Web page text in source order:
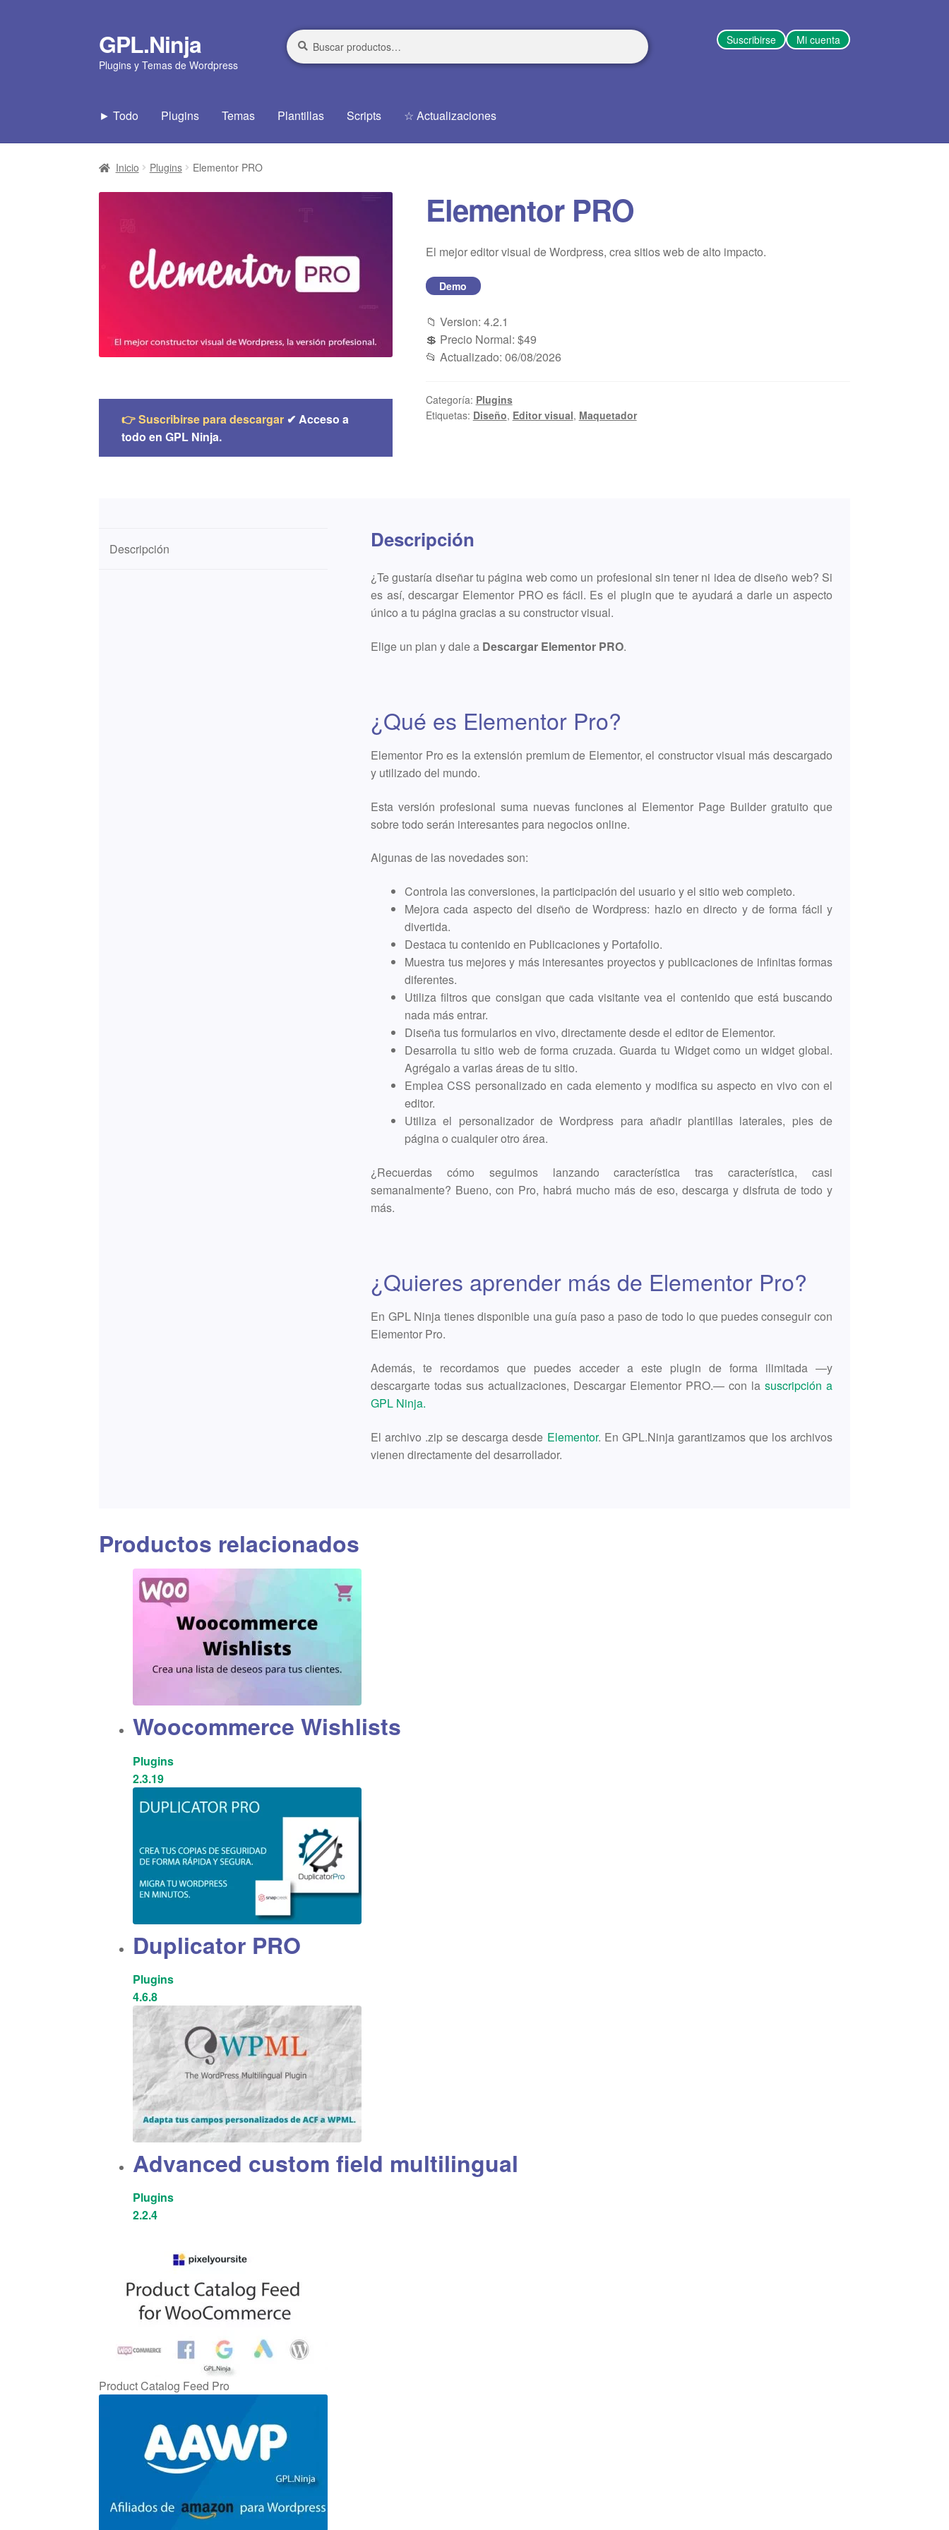
Ir
a
la
Ir
al
contenido
GPL.Ninja
Plugins y Temas de Wordpress
Suscribirse Mi cuenta
Buscar
por:
Buscar
► Todo Plugins Temas Plantillas Scripts ☆ Actualizaciones
Inicio Plugins Elementor PRO
Elementor PRO
El mejor editor visual de Wordpress, crea sitios web de alto impacto.
Demo
📁 Version: 4.2.1
💲 Precio Normal: $49
📂 Actualizado: 06/08/2026
Categoría: Plugins
Etiquetas: Diseño, Editor visual, Maquetador
👉 Suscribirse para descargar ✔ Acceso a
todo en GPL Ninja.
Descripción Descripción
¿Te gustaría diseñar tu página web como un profesional sin tener ni idea de diseño web? Si
es así, descargar Elementor PRO es fácil. Es el plugin que te ayudará a darle un aspecto
único a tu página gracias a su constructor visual.
Elige un plan y dale a Descargar Elementor PRO.
¿Qué es Elementor Pro?
Elementor Pro es la extensión premium de Elementor, el constructor visual más descargado
y utilizado del mundo.
Esta versión profesional suma nuevas funciones al Elementor Page Builder gratuito que
sobre todo serán interesantes para negocios online.
Algunas de las novedades son:
Controla las conversiones, la participación del usuario y el sitio web completo.
Mejora cada aspecto del diseño de Wordpress: hazlo en directo y de forma fácil y
divertida.
Destaca tu contenido en Publicaciones y Portafolio.
Muestra tus mejores y más interesantes proyectos y publicaciones de infinitas formas
diferentes.
Utiliza filtros que consigan que cada visitante vea el contenido que está buscando
nada más entrar.
Diseña tus formularios en vivo, directamente desde el editor de Elementor.
Desarrolla tu sitio web de forma cruzada. Guarda tu Widget como un widget global.
Agrégalo a varias áreas de tu sitio.
Emplea CSS personalizado en cada elemento y modifica su aspecto en vivo con el
editor.
Utiliza el personalizador de Wordpress para añadir plantillas laterales, pies de
página o cualquier otro área.
¿Recuerdas cómo seguimos lanzando característica tras característica, casi
semanalmente? Bueno, con Pro, habrá mucho más de eso, descarga y disfruta de todo y
más.
¿Quieres aprender más de Elementor Pro?
En GPL Ninja tienes disponible una guía paso a paso de todo lo que puedes conseguir con
Elementor Pro.
Además, te recordamos que puedes acceder a este plugin de forma ilimitada —y
descargarte todas sus actualizaciones, Descargar Elementor PRO.— con la suscripción a
GPL Ninja.
El archivo .zip se descarga desde Elementor. En GPL.Ninja garantizamos que los archivos
vienen directamente del desarrollador.
Productos relacionados
Woocommerce Wishlists
Plugins
2.3.19
Duplicator PRO
Plugins
4.6.8
Advanced custom field multilingual
Plugins
2.2.4
Product Catalog Feed Pro